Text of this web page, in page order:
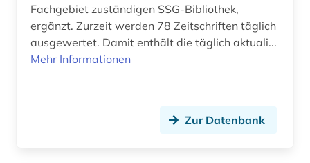
Fachgebiet zuständigen SSG-Bibliothek,
ergänzt. Zurzeit werden 78 Zeitschriften täglich
ausgewertet. Damit enthält die täglich aktuali...
Mehr Informationen
Zur Datenbank